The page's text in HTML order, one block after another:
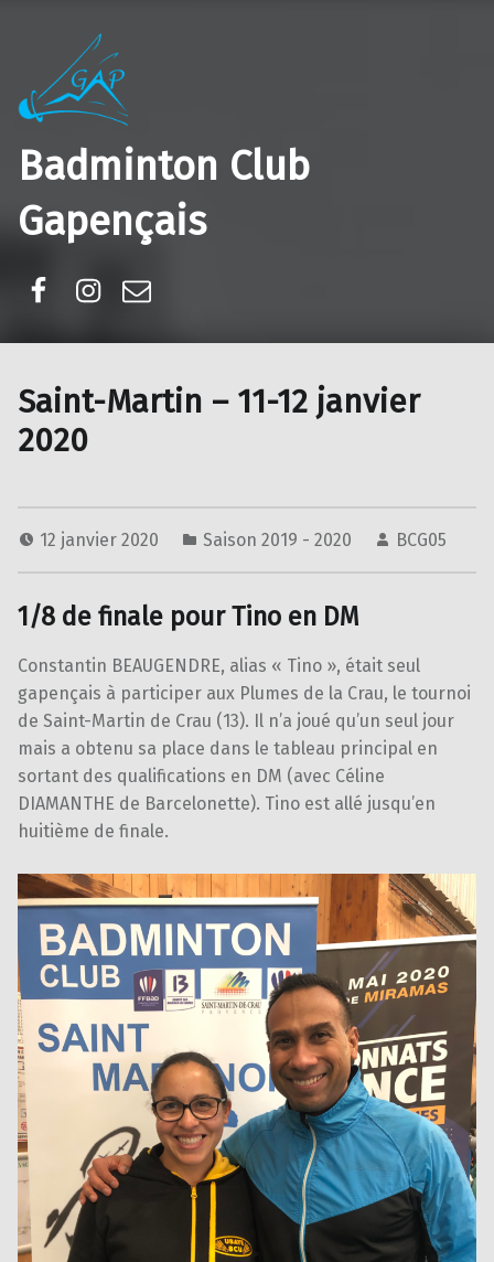
Badminton Club
Gapençais
Saint-Martin – 11-12 janvier
2020
12 janvier 2020 Saison 2019 - 2020 BCG05
1/8 de finale pour Tino en DM
Constantin BEAUGENDRE, alias « Tino », était seul
gapençais à participer aux Plumes de la Crau, le tournoi
de Saint-Martin de Crau (13). Il n’a joué qu’un seul jour
mais a obtenu sa place dans le tableau principal en
sortant des qualifications en DM (avec Céline
DIAMANTHE de Barcelonette). Tino est allé jusqu’en
huitième de finale.